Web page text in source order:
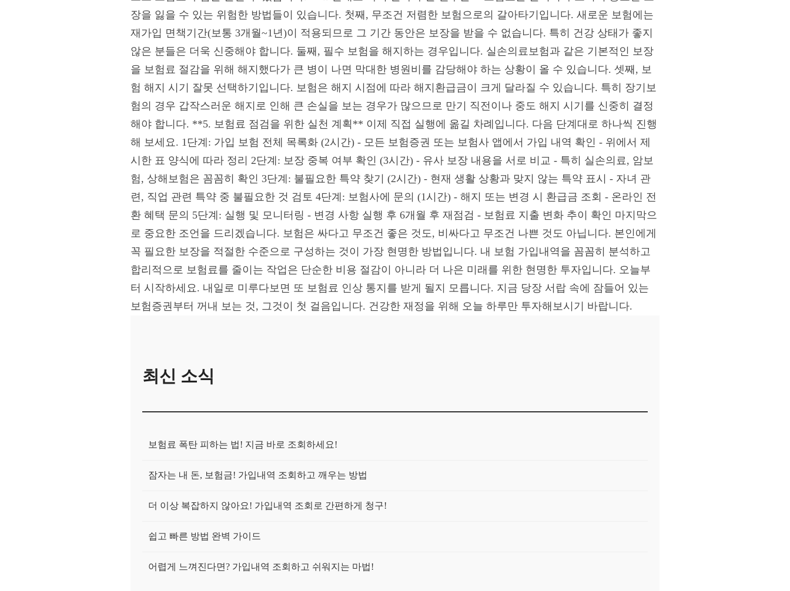
장을 잃을 수 있는 위험한 방법들이 있습니다. 첫째, 무조건 저렴한 보험으로의 갈아타기입니다. 새로운 보험에는
재가입 면책기간(보통 3개월~1년)이 적용되므로 그 기간 동안은 보장을 받을 수 없습니다. 특히 건강 상태가 좋지
않은 분들은 더욱 신중해야 합니다. 둘째, 필수 보험을 해지하는 경우입니다. 실손의료보험과 같은 기본적인 보장
을 보험료 절감을 위해 해지했다가 큰 병이 나면 막대한 병원비를 감당해야 하는 상황이 올 수 있습니다. 셋째, 보
험 해지 시기 잘못 선택하기입니다. 보험은 해지 시점에 따라 해지환급금이 크게 달라질 수 있습니다. 특히 장기보
험의 경우 갑작스러운 해지로 인해 큰 손실을 보는 경우가 많으므로 만기 직전이나 중도 해지 시기를 신중히 결정
해야 합니다. **5. 보험료 점검을 위한 실천 계획** 이제 직접 실행에 옮길 차례입니다. 다음 단계대로 하나씩 진행
해 보세요. 1단계: 가입 보험 전체 목록화 (2시간) - 모든 보험증권 또는 보험사 앱에서 가입 내역 확인 - 위에서 제
시한 표 양식에 따라 정리 2단계: 보장 중복 여부 확인 (3시간) - 유사 보장 내용을 서로 비교 - 특히 실손의료, 암보
험, 상해보험은 꼼꼼히 확인 3단계: 불필요한 특약 찾기 (2시간) - 현재 생활 상황과 맞지 않는 특약 표시 - 자녀 관
련, 직업 관련 특약 중 불필요한 것 검토 4단계: 보험사에 문의 (1시간) - 해지 또는 변경 시 환급금 조회 - 온라인 전
환 혜택 문의 5단계: 실행 및 모니터링 - 변경 사항 실행 후 6개월 후 재점검 - 보험료 지출 변화 추이 확인 마지막으
로 중요한 조언을 드리겠습니다. 보험은 싸다고 무조건 좋은 것도, 비싸다고 무조건 나쁜 것도 아닙니다. 본인에게
꼭 필요한 보장을 적절한 수준으로 구성하는 것이 가장 현명한 방법입니다. 내 보험 가입내역을 꼼꼼히 분석하고
합리적으로 보험료를 줄이는 작업은 단순한 비용 절감이 아니라 더 나은 미래를 위한 현명한 투자입니다. 오늘부
터 시작하세요. 내일로 미루다보면 또 보험료 인상 통지를 받게 될지 모릅니다. 지금 당장 서랍 속에 잠들어 있는
보험증권부터 꺼내 보는 것, 그것이 첫 걸음입니다. 건강한 재정을 위해 오늘 하루만 투자해보시기 바랍니다.
최신 소식
보험료 폭탄 피하는 법! 지금 바로 조회하세요!
잠자는 내 돈, 보험금! 가입내역 조회하고 깨우는 방법
더 이상 복잡하지 않아요! 가입내역 조회로 간편하게 청구!
쉽고 빠른 방법 완벽 가이드
어렵게 느껴진다면? 가입내역 조회하고 쉬워지는 마법!